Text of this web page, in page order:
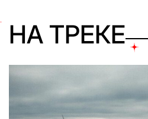
НА ТРЕКЕ